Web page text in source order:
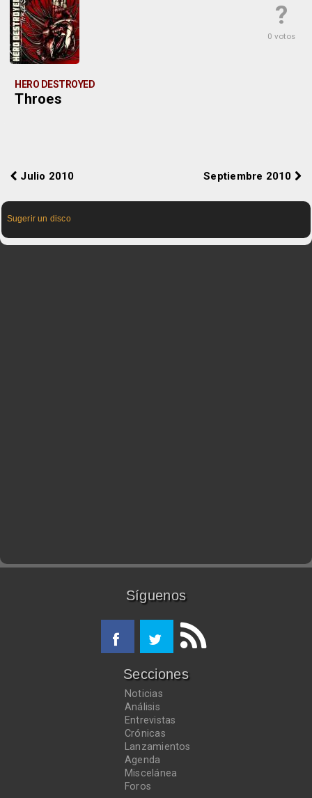
?
0 votos
HERO DESTROYED
Throes
Julio 2010 Septiembre 2010
Sugerir un disco
Síguenos
Secciones
Noticias
Análisis
Entrevistas
Crónicas
Lanzamientos
Agenda
Miscelánea
Foros